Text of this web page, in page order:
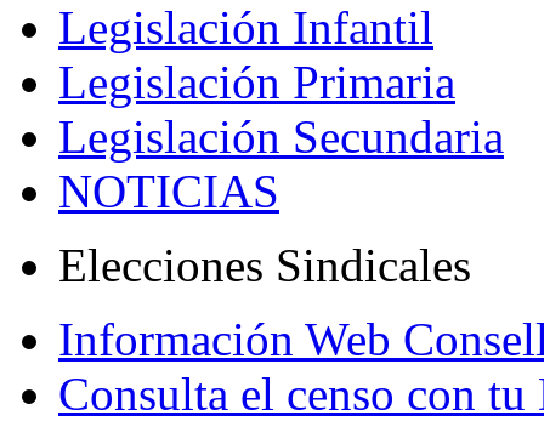
Legislación Infantil
Legislación Primaria
Legislación Secundaria
NOTICIAS
Elecciones Sindicales
Información Web
Consulta el censo con